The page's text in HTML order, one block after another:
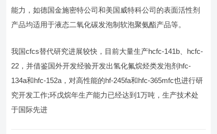
能力，如德国金施密特公司和美国威特科公司的表面活性剂
产品均适用于液态二氧化碳发泡制软泡聚氨酯产品等。
我国cfcs替代研究进展较快，目前大量生产hcfc-141b、hcfc-
22，并借鉴国外开发经验开发出氢化氟烷烃类发泡剂hfc-
134a和hfc-152a，对高性能的hf-245fa和hfc-365mfc也进行研
究开发工作;环戊烷年生产能力已经达到1万吨，生产技术处
于国际先进